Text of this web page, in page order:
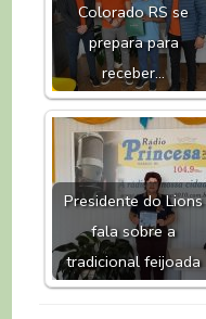
Colorado RS se
prepara para
receber…
Presidente do Lions
fala sobre a
tradicional feijoada